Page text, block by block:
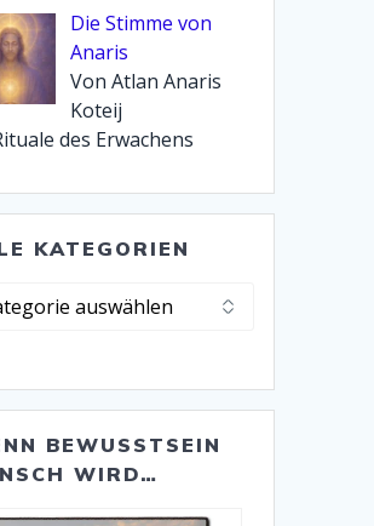
Die Stimme von
Anaris
Von Atlan Anaris
Koteij
des Erwachens
KATEGORIEN
BEWUSSTSEIN
WIRD…